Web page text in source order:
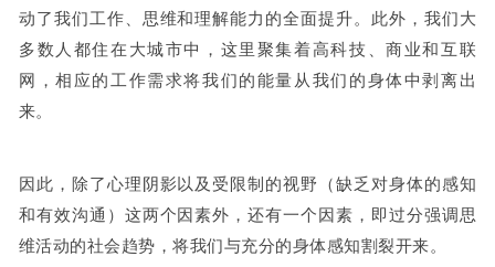
动了我们工作、思维和理解能力的全面提升。此外，我们大
多数人都住在大城市中，这里聚集着高科技、商业和互联
网，相应的工作需求将我们的能量从我们的身体中剥离出
来。
因此，除了心理阴影以及受限制的视野（缺乏对身体的感知
和有效沟通）这两个因素外，还有一个因素，即过分强调思
维活动的社会趋势，将我们与充分的身体感知割裂开来。